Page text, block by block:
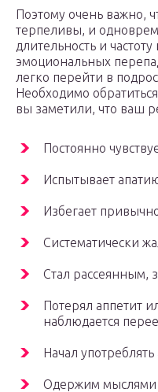
Поэтому очень важно,
терпеливы, и
длительность и
эмоциональных
легко перейти в
Необходимо
вы заметили, что ваш
Постоянно
Испытывает
Избегает
Систематически
Стал рассеянным,
Потерял аппетит
наблюдается
Начал
Одержим мыслями